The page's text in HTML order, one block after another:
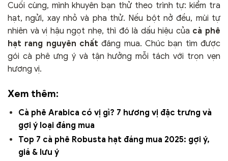
Cuối cùng, mình khuyên bạn thử theo trình tự: kiểm tra
hạt, ngửi, xay nhỏ và pha thử. Nếu bột nở đều, mùi tự
nhiên và vị hậu ngọt nhẹ, thì đó là dấu hiệu của cà phê
hạt rang nguyên chất đáng mua. Chúc bạn tìm được
gói cà phê ưng ý và tận hưởng mỗi tách với trọn vẹn
hương vị.
Xem thêm:
Cà phê Arabica có vị gì? 7 hương vị đặc trưng và
gợi ý loại đáng mua
Top 7 cà phê Robusta hạt đáng mua 2025: gợi ý,
giá & lưu ý